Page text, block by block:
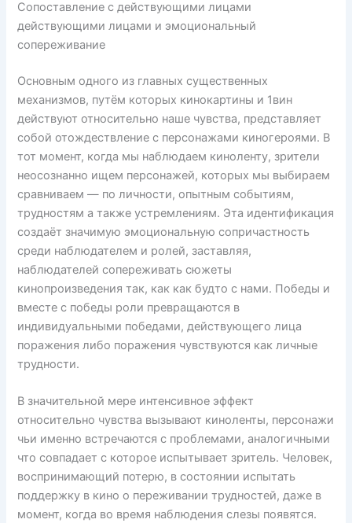
Сопоставление с действующими лицами
действующими лицами и эмоциональный
сопереживание
Основным одного из главных существенных
механизмов, путём которых кинокартины и 1вин
действуют относительно наше чувства, представляет
собой отождествление с персонажами киногероями. В
тот момент, когда мы наблюдаем киноленту, зрители
неосознанно ищем персонажей, которых мы выбираем
сравниваем — по личности, опытным событиям,
трудностям а также устремлениям. Эта идентификация
создаёт значимую эмоциональную сопричастность
среди наблюдателем и ролей, заставляя,
наблюдателей сопереживать сюжеты
кинопроизведения так, как как будто с нами. Победы и
вместе с победы роли превращаются в
индивидуальными победами, действующего лица
поражения либо поражения чувствуются как личные
трудности.
В значительной мере интенсивное эффект
относительно чувства вызывают киноленты, персонажи
чьи именно встречаются с проблемами, аналогичными
что совпадает с которое испытывает зритель. Человек,
воспринимающий потерю, в состоянии испытать
поддержку в кино о переживании трудностей, даже в
момент, когда во время наблюдения слезы появятся.